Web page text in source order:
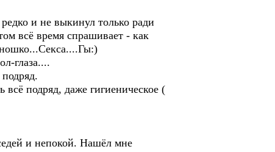
и не выкинул только ради
всё время спрашивает - как
глаза....
подряд, даже гигиеническое (
и непокой. Нашёл мне